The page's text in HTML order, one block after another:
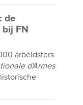
de
FN
arbeidsters
d'Armes